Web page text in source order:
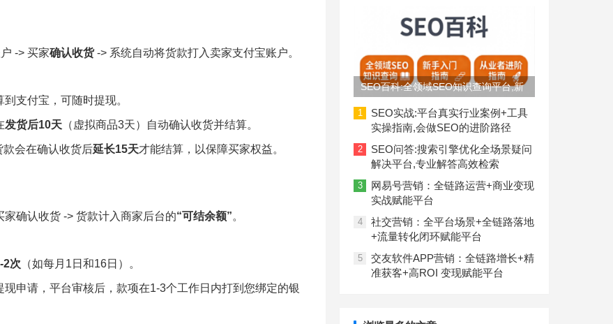
-> 买家确认收货-> 系统自动将货款打入卖家支付宝账户。
支付宝，可随时提现。
发货后10天 （虚拟商品3天）自动确认收货并结算。
款会在确认收货后延长15天才能结算，以保障买家权益。
确认收货 -> 货款计入商家后台的“可结余额”。
2次 （如每月1日和16日）。
申请，平台审核后，款项在1-3个工作日内打到您绑定的银
SEO百科:全领域SEO知识查询平台,新
手入门到从业者进阶指南
1
SEO实战:平台真实行业案例+工具
实操指南,会做SEO的进阶路径
2
SEO问答:搜索引擎优化全场景疑问
解决平台,专业解答高效检索
3
网易号营销：全链路运营+商业变现
实战赋能平台
4
社交营销：全平台场景+全链路落地
+流量转化闭环赋能平台
5
交友软件APP营销：全链路增长+精
准获客+高ROI 变现赋能平台